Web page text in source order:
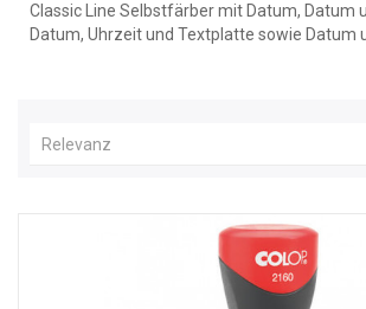
Classic Line Selbstfärber mit Datum, Datum
Datum, Uhrzeit und Textplatte sowie Datum
Relevanz